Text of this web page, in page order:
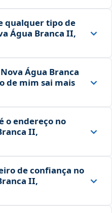
qualquer tipo de
Água Branca II,
Água Branca
de mim sai mais
o endereço no
II,
de confiança no
II,